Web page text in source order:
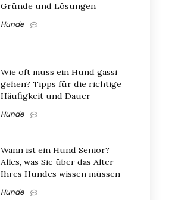
Gründe und Lösungen
Hunde
Wie oft muss ein Hund gassi
gehen? Tipps für die richtige
Häufigkeit und Dauer
Hunde
Wann ist ein Hund Senior?
Alles, was Sie über das Alter
Ihres Hundes wissen müssen
Hunde